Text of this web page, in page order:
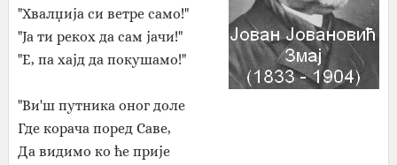
"Хвалџија си ветре само!"
"Ја ти рекох да сам јачи!"
"Е, па хајд да покушамо!"
"Ви'ш путника оног доле
Где корача поред Саве,
Да видимо ко ће прије